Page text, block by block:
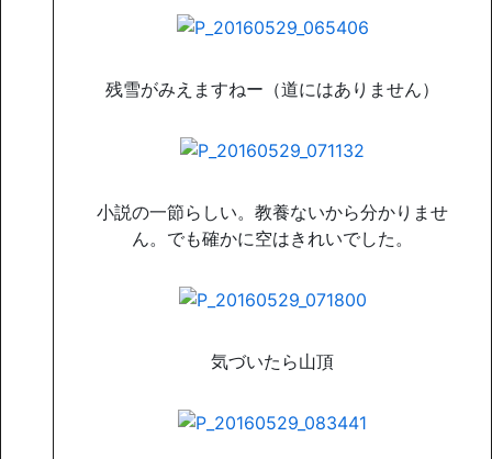
残雪がみえますねー（道にはありません）
小説の一節らしい。教養ないから分かりませ
ん。でも確かに空はきれいでした。
気づいたら山頂